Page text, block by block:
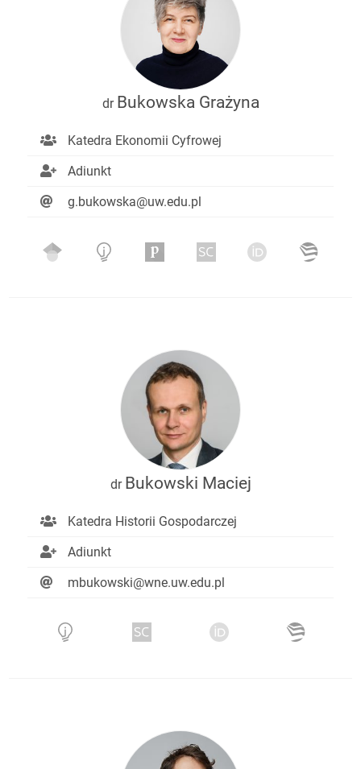
dr Bukowska Grażyna
Katedra Ekonomii Cyfrowej
Adiunkt
g.bukowska@uw.edu.pl
dr Bukowski Maciej
Katedra Historii Gospodarczej
Adiunkt
mbukowski@wne.uw.edu.pl